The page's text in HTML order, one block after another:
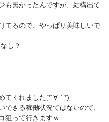
も無かったんですが、結構出て
てるので、やっぱり美味しいで
し？
てくれました(*´∀｀*)
できる稼働状況ではないので、
狙って行きますｗ